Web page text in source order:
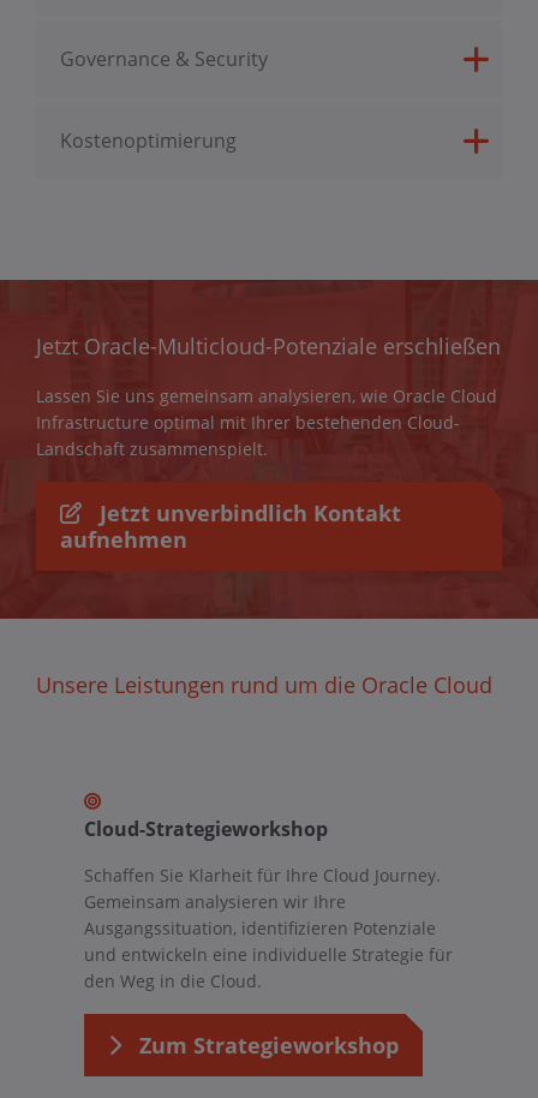
Governance & Security
Kostenoptimierung
Jetzt Oracle-Multicloud-Potenziale erschließen
Lassen Sie uns gemeinsam analysieren, wie Oracle Cloud
Infrastructure optimal mit Ihrer bestehenden Cloud-
Landschaft zusammenspielt.
Jetzt unverbindlich Kontakt
aufnehmen
Unsere Leistungen rund um die Oracle Cloud
Cloud-Strategieworkshop
Schaffen Sie Klarheit für Ihre Cloud Journey.
Gemeinsam analysieren wir Ihre
Ausgangssituation, identifizieren Potenziale
und entwickeln eine individuelle Strategie für
den Weg in die Cloud.
Zum Strategieworkshop